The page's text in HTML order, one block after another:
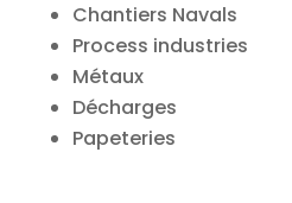
Chantiers Navals
Process industries
Métaux
Décharges
Papeteries